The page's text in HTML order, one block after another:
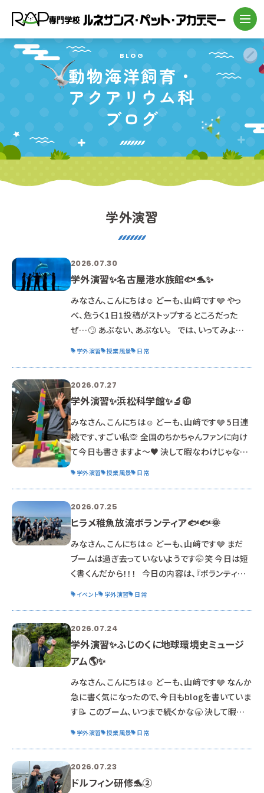
BLOG
動物海洋飼育・
アクアリウム科
ブログ
学外演習
2026.07.30
学外演習✨名古屋港水族館🐟🐬✨
みなさん、こんにちは☺ どーも、山﨑です🩶 やっ
べ、危うく1日1投稿がストップするところだった
ぜ…🙄 あぶない、あぶない。 では、いってみよー
屋港水族館の取り組みや働きについて、館内を見
学しながらプリントに記入📝 広い敷地内で正解を
見つけるのは大変💦 みんな、館内をくまなく探索
していました🚶‍➡️🚶‍➡️🚶‍➡️ 時折、ペンギ
学外演習 授業風景 日常
2026.07.27
学外演習✨浜松科学館✨🔬🥼
みなさん、こんにちは☺ どーも、山﨑です🩶 5日連
続です、すごい私🙊 全国のちかちゃんファンに向け
て今日も書きますよ～♥ 決して暇なわけじゃない
👍👍 さて、今回は2年生の学外演習ネタ。 『浜松科
学館』です⭐ ※海外授業の2日前の研修だったの
で、全員予防のためマスクを着用しています。 40周
年なんだって～👏 「科学館」なので、もちろん生体
は
学外演習 授業風景 日常
2026.07.25
ヒラメ稚魚放流ボランティア🐟🐟🌞
みなさん、こんにちは☺ どーも、山﨑です🩶 まだ
ブームは過ぎ去っていないようです🤭笑 今日は短
く書くんだから！！！ 今日の内容は、『ボランティア
ロ様の 「ヒラメの稚魚放流ボランティア」に参加さ
せていただきました！！ 良い天気～🌞 ここは、遠州
灘海浜公園（凧あげ公園）。 サーフィンの大会とと
もに、さまざまなイベントが行われていました。 そ
のうちの
イベント 学外演習 日常
2026.07.24
学外演習✨ふじのくに地球環境史ミュージ
アム🌎✨
みなさん、こんにちは☺ どーも、山﨑です🩶 なんか
急に書く気になったので、今日もblogを書いていま
す📝 このブーム、いつまで続くかな🥱 決して暇な
よー！ 今回は2年生の学外演習の様子をお送りい
たします🎵 場所は『ふじのくに地球環境史ミュージ
学外演習 授業風景 日常
2026.07.23
ドルフィン研修🐬②